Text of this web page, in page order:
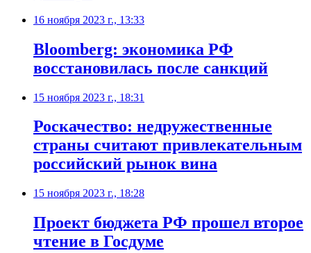
16 ноября 2023 г., 13:33
Bloomberg: экономика РФ
восстановилась после санкций
15 ноября 2023 г., 18:31
Роскачество: недружественные
страны считают привлекательным
российский рынок вина
15 ноября 2023 г., 18:28
Проект бюджета РФ прошел второе
чтение в Госдуме